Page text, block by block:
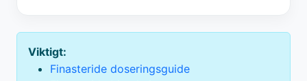
Viktigt:
Finasteride doseringsguide